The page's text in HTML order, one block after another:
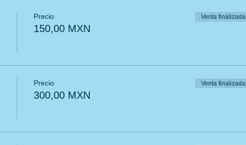
Precio
150,00 MXN
Venta finalizada
Precio
300,00 MXN
Venta finalizada